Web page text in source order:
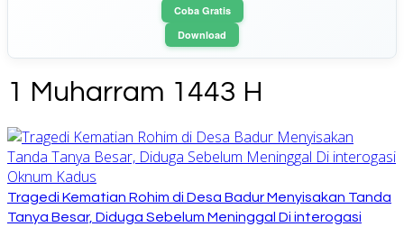
Coba Gratis
Download
1 Muharram 1443 H
Tragedi Kematian Rohim di Desa Badur Menyisakan Tanda
Tanya Besar, Diduga Sebelum Meninggal Di interogasi